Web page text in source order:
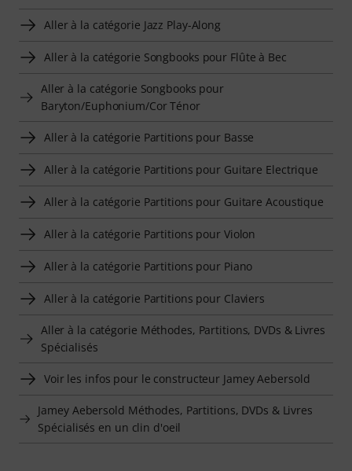
Aller à la catégorie Jazz Play-Along
Aller à la catégorie Songbooks pour Flûte à Bec
Aller à la catégorie Songbooks pour
Baryton/Euphonium/Cor Ténor
Aller à la catégorie Partitions pour Basse
Aller à la catégorie Partitions pour Guitare Electrique
Aller à la catégorie Partitions pour Guitare Acoustique
Aller à la catégorie Partitions pour Violon
Aller à la catégorie Partitions pour Piano
Aller à la catégorie Partitions pour Claviers
Aller à la catégorie Méthodes, Partitions, DVDs & Livres
Spécialisés
Voir les infos pour le constructeur Jamey Aebersold
Jamey Aebersold Méthodes, Partitions, DVDs & Livres
Spécialisés en un clin d'oeil